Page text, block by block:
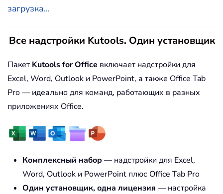
загрузка...
Все надстройки Kutools. Один установщик
Пакет Kutools for Office включает надстройки для
Excel, Word, Outlook и PowerPoint, а также Office Tab
Pro — идеально для команд, работающих в разных
приложениях Office.
Комплексный набор — надстройки для Excel,
Word, Outlook и PowerPoint плюс Office Tab Pro
Один установщик, одна лицензия — настройка